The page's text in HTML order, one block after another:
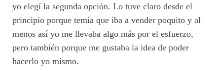
yo elegí la segunda opción. Lo tuve claro desde el
principio porque temía que iba a vender poquito y al
menos así yo me llevaba algo más por el esfuerzo,
pero también porque me gustaba la idea de poder
hacerlo yo mismo.